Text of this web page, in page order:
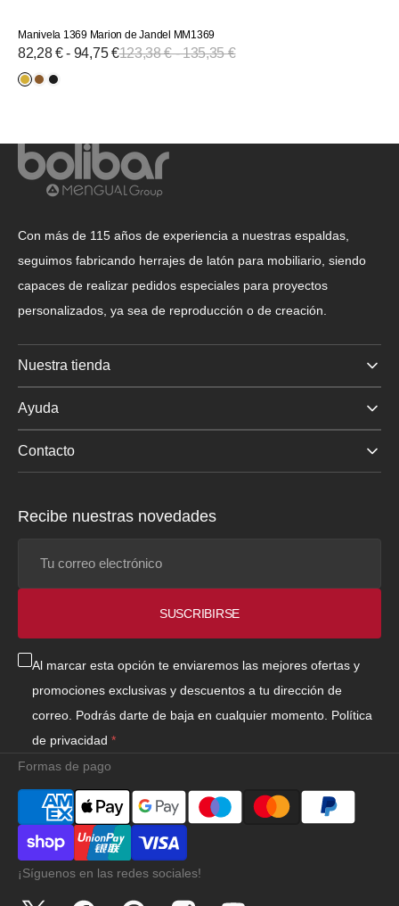
Manivela 1369 Marion de Jandel MM1369
Precio
de
venta
82,28 € - 94,75 €Precio
123,38 € - 135,35 €
Dorado
Latón
pulido
Latón
oxidado
Mate
Con más de 115 años de experiencia a nuestras espaldas,
seguimos fabricando herrajes de latón para mobiliario, siendo
capaces de realizar pedidos especiales para proyectos
personalizados, ya sea de reproducción o de creación.
Nuestra tienda
Ayuda
Contacto
Recibe nuestras novedades
SUSCRIBIRSE
Al marcar esta opción te enviaremos las mejores ofertas y
promociones exclusivas y descuentos a tu dirección de
correo. Podrás darte de baja en cualquier momento. Política
de privacidad
Formas de pago
¡Síguenos en las redes sociales!